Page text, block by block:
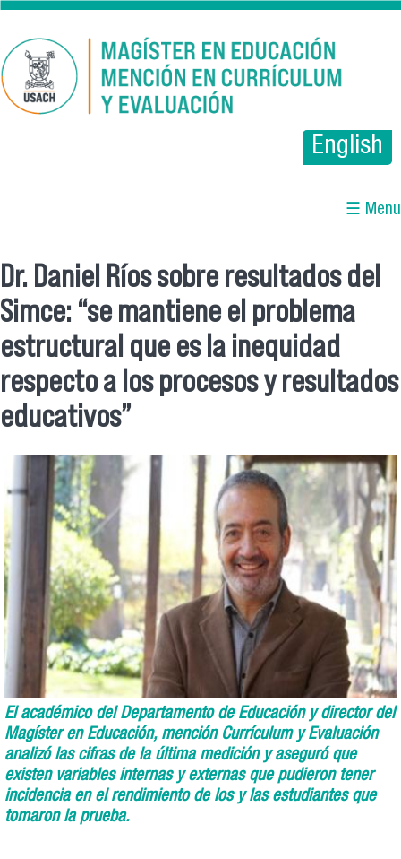
Pasar al contenido principal
English
☰ Menu
Se encuentra usted aquí
Dr. Daniel Ríos sobre resultados del
Simce: “se mantiene el problema
estructural que es la inequidad
respecto a los procesos y resultados
educativos”
El académico del Departamento de Educación y director del
Magíster en Educación, mención Currículum y Evaluación
analizó las cifras de la última medición y aseguró que
existen variables internas y externas que pudieron tener
incidencia en el rendimiento de los y las estudiantes que
tomaron la prueba.